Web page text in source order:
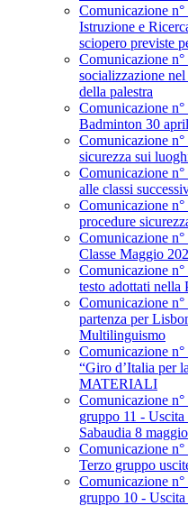
Comunicazione
Istruzione e
sciopero previste
Comunicazione
socializzazione
della palestra
Comunicazione
Badminton 30
Comunicazione
sicurezza sui
Comunicazione
alle classi
Comunicazione
procedure
Comunicazione
Classe Maggio
Comunicazione
testo adottati nella
Comunicazione
partenza per
Multilinguismo
Comunicazione
“Giro d’Italia per
MATERIALI
Comunicazione
gruppo 11 -
Sabaudia 8 maggio
Comunicazione
Terzo gruppo
Comunicazione
gruppo 10 -